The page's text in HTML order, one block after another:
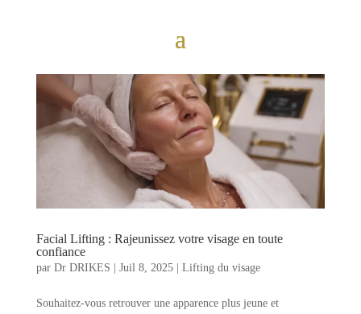
Facial Lifting : Rajeunissez votre visage en toute
confiance
par Dr DRIKES Juil 8, 2025| Lifting du visage
Souhaitez-vous retrouver une apparence plus jeune et